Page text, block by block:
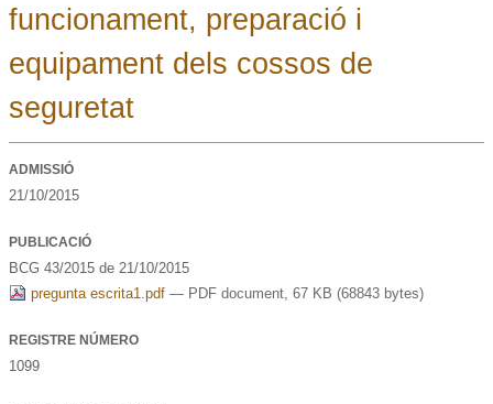
funcionament, preparació i
equipament dels cossos de
seguretat
ADMISSIÓ
21/10/2015
PUBLICACIÓ
BCG 43/2015 de 21/10/2015
pregunta escrita1.pdf— PDF document, 67 KB (68843 bytes)
REGISTRE NÚMERO
1099